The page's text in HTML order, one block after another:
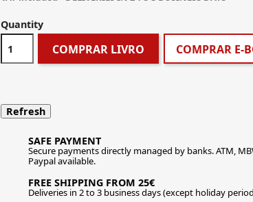
Quantity
COMPRAR LIVRO COMPRAR E-
SAFE PAYMENT
Secure payments directly managed by banks. ATM,
Paypal available.
FREE SHIPPING FROM 25€
Deliveries in 2 to 3 business days (except holiday